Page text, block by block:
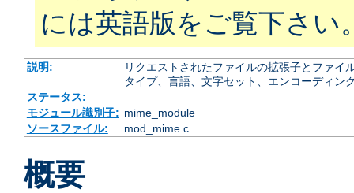
には英語版をご覧下さい
説明:
リクエストされたファイルの拡張子とファ
タイプ、言語、文字セット、エンコーディン
ステータス:
モジュール識別子: mime_module
ソースファイル:
mod_mime.c
概要